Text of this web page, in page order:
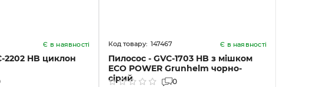
Є в наявності
2202 HB циклон
147467 Є в наявності
Пилосос - GVC-1703 HB з мішком
ECO POWER Grunhelm чорно-
сірий
0